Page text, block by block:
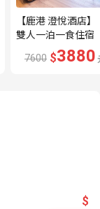
【鹿港 澄悅酒店】
雙人一泊一食住宿
券---🔥平日限量升
等家庭房、贈兩小
7600 $3880
$